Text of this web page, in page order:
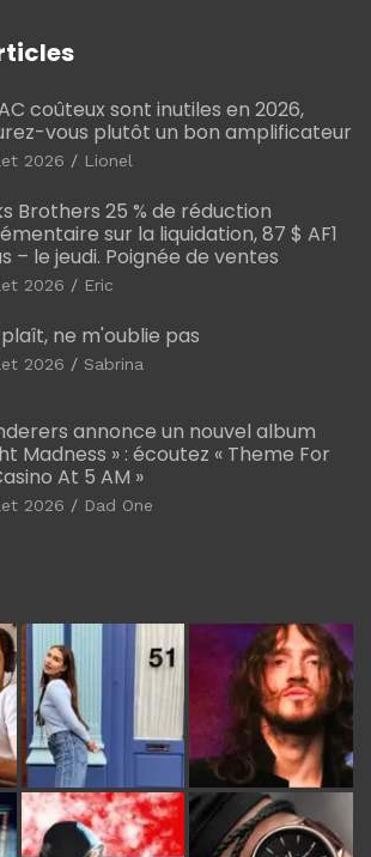
coûteux sont inutiles en 2026,
vous plutôt un bon amplificateur
2026 Lionel
Brothers 25 % de réduction
sur la liquidation, 87 $ AF1
– le jeudi. Poignée de ventes
2026 Eric
ne m'oublie pas
2026 Sabrina
annonce un nouvel album
Madness » : écoutez « Theme For
At 5 AM »
2026 Dad One